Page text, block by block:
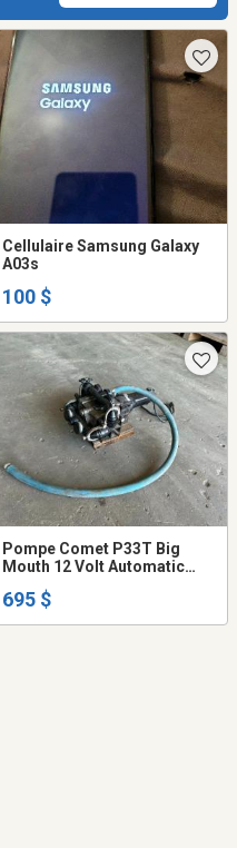
Cellulaire Samsung Galaxy
A03s
100 $
Pompe Comet P33T Big
Mouth 12 Volt Automatic
695 $